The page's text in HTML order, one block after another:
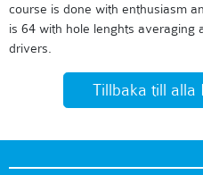
course is done with enthusiasm
is 64 with hole lenghts averaging
drivers.
Tillbaka till alla